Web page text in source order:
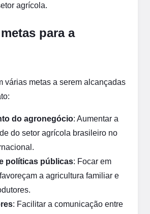
agrícola.
para a
várias metas a serem alcançadas
do agronegócio: Aumentar a
do setor agrícola brasileiro no
políticas públicas: Focar em
a agricultura familiar e
: Facilitar a comunicação entre